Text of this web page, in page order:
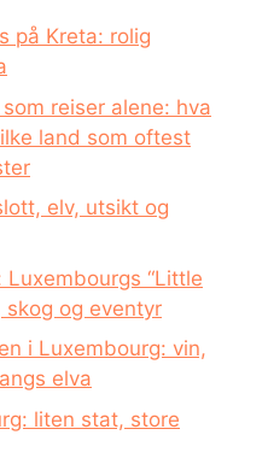
på Kreta: rolig
reiser alene: hva
land som oftest
elv, utsikt og
“Little
skog og eventyr
i Luxembourg: vin,
elva
liten stat, store